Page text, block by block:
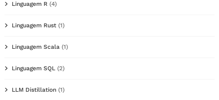
Linguagem R (4)
Linguagem Rust (1)
Linguagem Scala (1)
Linguagem SQL (2)
LLM Distillation (1)